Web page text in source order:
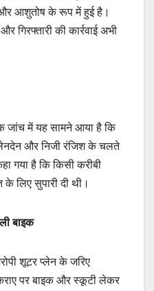
आशुतोष के रूप में हुई है।
गिरफ्तारी की कार्रवाई अभी
जांच में यह सामने आया है कि
लेनदेन और निजी रंजिश के चलते
गया है कि किसी करीबी
के लिए सुपारी दी थी।
बाइक
शूटर प्लेन के जरिए
पर बाइक और स्कूटी लेकर